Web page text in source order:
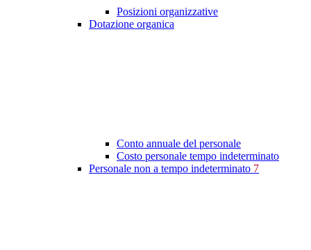
Posizioni organizzative
Dotazione organica
Conto annuale del personale
Costo personale tempo indeterminato
Personale non a tempo indeterminato 7